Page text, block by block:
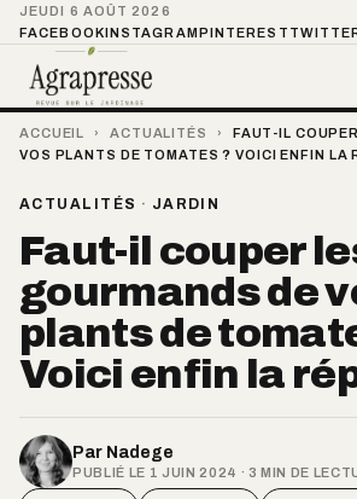
JEUDI 6 AOÛT 2026
FACEBOOKINSTAGRAMPINTEREST
ACCUEIL › ACTUALITÉS ›
FAUT-IL
VOS PLANTS DE TOMATES ? VOICI ENFIN LA
ACTUALITÉS · JARDIN
Faut-il couper
gourmands de
plants de
Voici enfin la
Par Nadege
PUBLIÉ LE 1 JUIN 2024 · 3 MIN DE